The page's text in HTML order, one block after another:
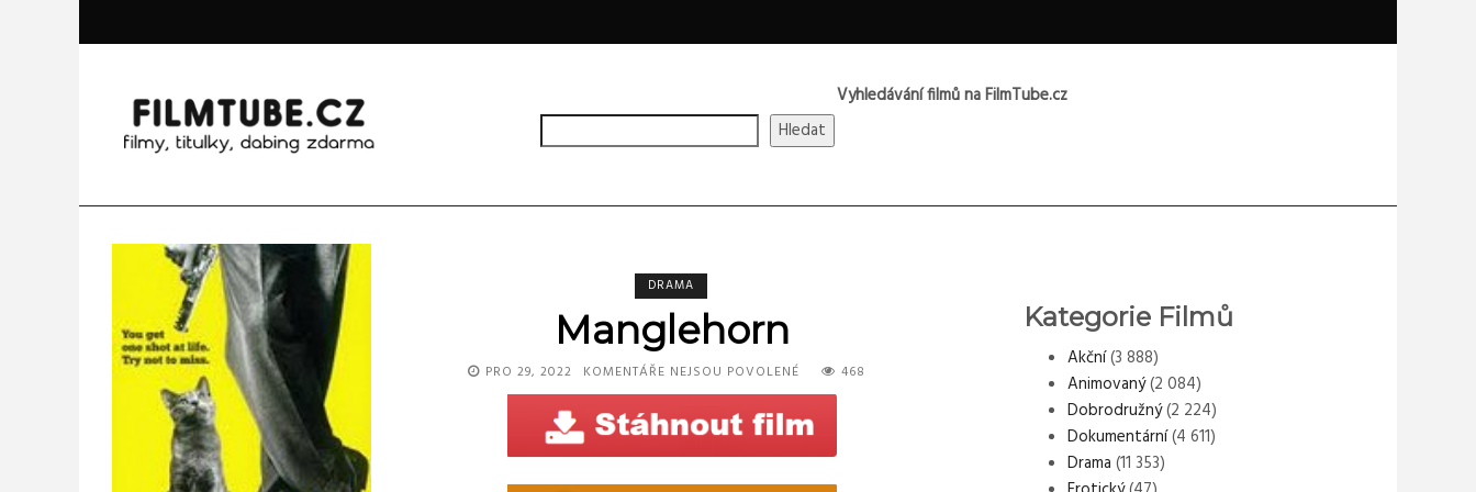
Vyhledávání filmů na FilmTube.cz
Hledat
DRAMA
Manglehorn
PRO 29, 2022 KOMENTÁŘE NEJSOU POVOLENÉ
TEXTU
NÁZVEM
MANGLEHORN
468
Kategorie Filmů
Akční(3 888)
Animovaný(2 084)
Dobrodružný(2 224)
Dokumentární(4 611)
Drama (11 353)